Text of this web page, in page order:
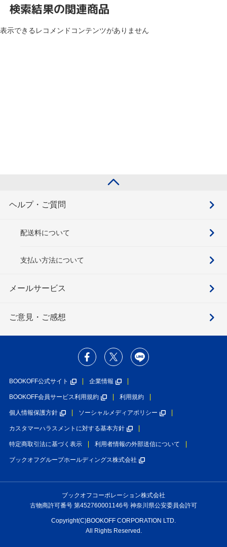
検索結果の関連商品
表示できるレコメンドコンテンツがありません
ヘルプ・ご質問
配送料について
支払い方法について
メールサービス
ご意見・ご感想
BOOKOFF公式サイト 企業情報
BOOKOFF会員サービス利用規約 利用規約
個人情報保護方針 ソーシャルメディアポリシー
カスタマーハラスメントに対する基本方針
特定商取引法に基づく表示 利用者情報の外部送信について
ブックオフグループホールディングス株式会社
ブックオフコーポレーション株式会社
古物商許可番号 第452760001146号 神奈川県公安委員会許可
Copyright(C)BOOKOFF CORPORATION LTD.
All Rights Reserved.